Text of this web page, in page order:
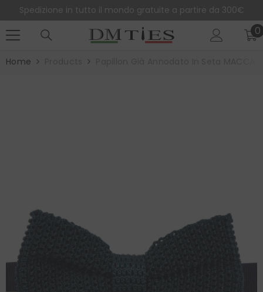
Spedizione in tutto il mondo gratuite a partire da 300€
00
Home